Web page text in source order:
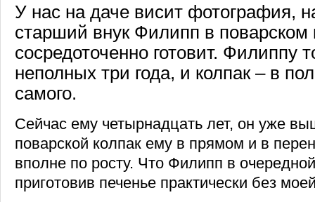
У нас на даче висит фотография,
старший внук Филипп в поварском
сосредоточенно готовит. Филиппу
неполных три года, и колпак – в
самого.
Сейчас ему четырнадцать лет, он уже
поварской колпак ему в прямом и в
вполне по росту. Что Филипп в
приготовив печенье практически без